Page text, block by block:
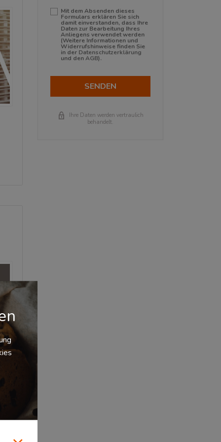
Mit dem Absenden dieses
Formulars erklären Sie sich
damit einverstanden, dass Ihre
Daten zur Bearbeitung Ihres
Anliegens verwendet werden
(Weitere Informationen und
Widerrufshinweise finden Sie
in der Datenschutzerklärung
und denAGB).
SENDEN
Ihre Daten werden vertraulich
behandelt.